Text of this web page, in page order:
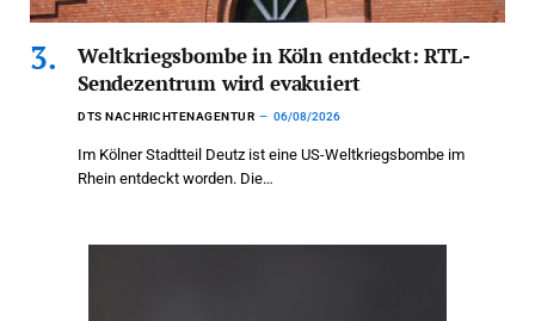
Weltkriegsbombe in Köln entdeckt: RTL-
Sendezentrum wird evakuiert
DTS NACHRICHTENAGENTUR 06/08/2026
Im Kölner Stadtteil Deutz ist eine US-Weltkriegsbombe im
Rhein entdeckt worden. Die…